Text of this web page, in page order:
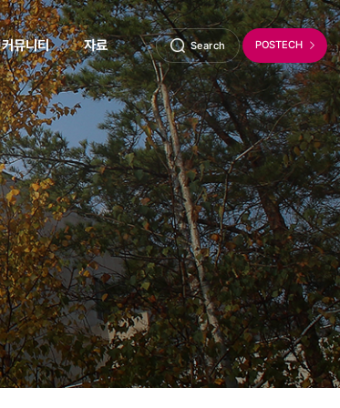
커뮤니티 자료 Search POSTECH